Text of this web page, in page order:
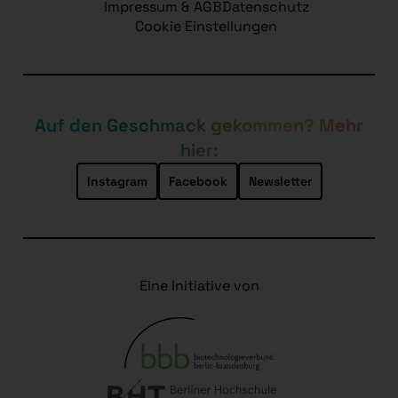
Impressum & AGBDatenschutz
Cookie Einstellungen
Auf den Geschmack gekommen? Mehr
hier:
Instagram Facebook Newsletter
Eine Initiative von